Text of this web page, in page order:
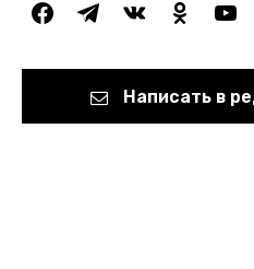
facebooktelegramvkontakteodnoklassniki
Написать в